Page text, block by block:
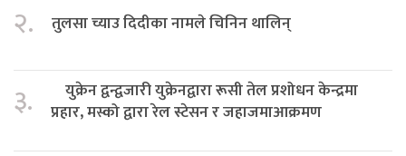
२. तुलसा च्याउ दिदीका नामले चिनिन थालिन्
३.
युक्रेन द्वन्द्वजारी युक्रेनद्वारा रूसी तेल प्रशोधन केन्द्रमा
प्रहार, मस्को द्वारा रेल स्टेसन र जहाजमाआक्रमण